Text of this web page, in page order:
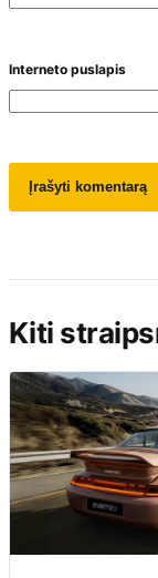
Interneto puslapis
Kiti